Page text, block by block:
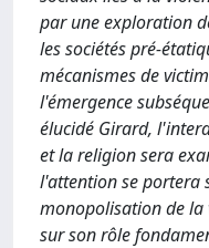
par une exploration
les sociétés pré-
mécanismes de
l'émergence
élucidé Girard,
et la religion sera
l'attention se portera
monopolisation de la
sur son rôle